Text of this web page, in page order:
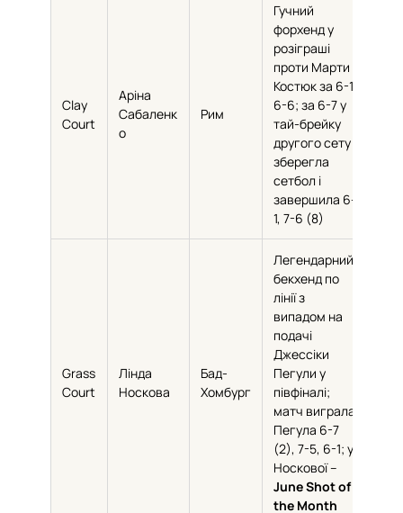
Clay
Court
Аріна
Сабаленк
о
Рим
Гучний
форхенд у
розіграші
проти Марти
Костюк за 6-1,
6-6; за 6-7 у
тай-брейку
другого сету
зберегла
сетбол і
завершила 6-
1, 7-6 (8)
Grass
Court
Лінда
Носкова
Бад-
Хомбург
Легендарний
бекхенд по
лінії з
випадом на
подачі
Джессіки
Пегули у
півфіналі;
матч виграла
Пегула 6-7
(2), 7-5, 6-1; у
Носкової –
June Shot of
the Month